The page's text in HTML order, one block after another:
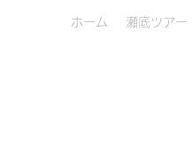
ホーム 瀬底ツアー